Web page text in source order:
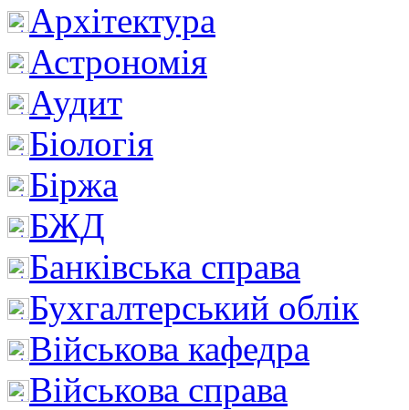
Архітектура
Астрономія
Аудит
Біологія
Біржа
БЖД
Банківська справа
Бухгалтерський облік
Військова кафедра
Військова справа